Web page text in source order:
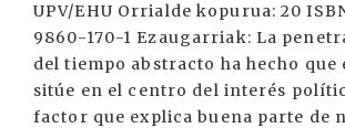
UPV/EHU Orrialde kopurua: 20
9860-170-1 Ezaugarriak: La
del tiempo abstracto ha hecho que
sitúe en el centro del interés
factor que explica buena parte de